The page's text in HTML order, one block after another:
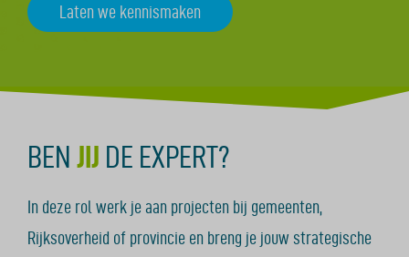
Laten we kennismaken
BEN JIJ DE EXPERT?
In deze rol werk je aan projecten bij gemeenten,
Rijksoverheid of provincie en breng je jouw strategische